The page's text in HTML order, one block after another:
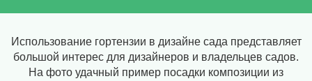
Использование гортензии в дизайне сада представляет
большой интерес для дизайнеров и владельцев садов.
На фото удачный пример посадки композиции из